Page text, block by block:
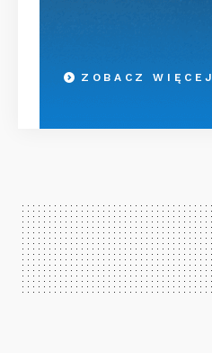
ZOBACZ WIĘCEJ